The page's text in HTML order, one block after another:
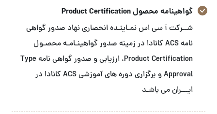
گواهینامه محصول Product Certification
شــرکت آ سی اس نمـاینـده انحصاری نهاد صدور گواهی
نامه ACS کانادا در زمینه صدور گواهینـامـه محصـول
Product Certification، ارزیابی و صدور گواهی نامه Type
Approval و برگزاری دوره های آموزشی ACS کانادا در
ایـــران می باشـد